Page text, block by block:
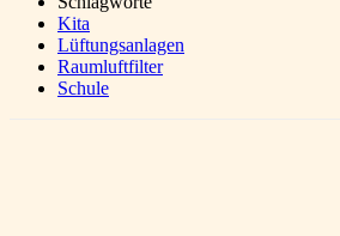
Kita
Lüftungsanlagen
Raumluftfilter
Schule